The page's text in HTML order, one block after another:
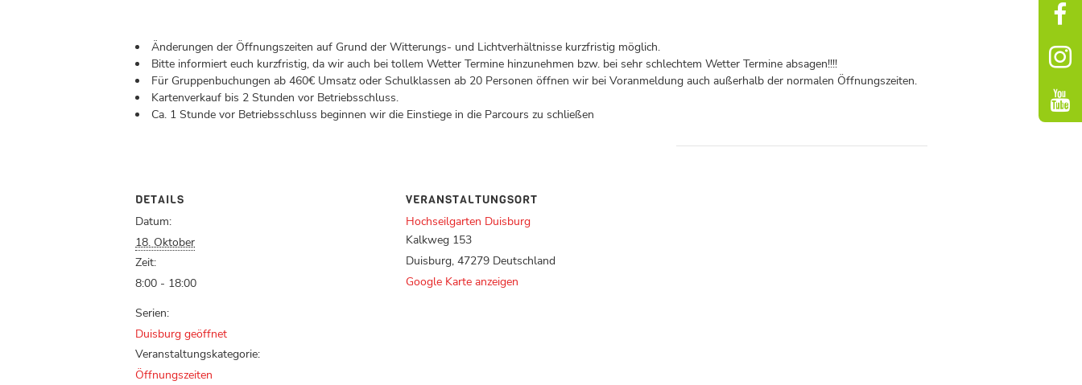
Änderungen der Öffnungszeiten auf Grund der Witterungs- und Lichtverhältnisse kurzfristig möglich.
Bitte informiert euch kurzfristig, da wir auch bei tollem Wetter Termine hinzunehmen bzw. bei sehr schlechtem Wetter Termine absagen!!!!
Für Gruppenbuchungen ab 460€ Umsatz oder Schulklassen ab 20 Personen öffnen wir bei Voranmeldung auch außerhalb der normalen Öffnungszeiten.
Kartenverkauf bis 2 Stunden vor Betriebsschluss.
Ca. 1 Stunde vor Betriebsschluss beginnen wir die Einstiege in die Parcours zu schließen
DETAILS
Datum:
18. Oktober
Zeit:
8:00 - 18:00
Serien:
Duisburg geöffnet
Veranstaltungskategorie:
Öffnungszeiten
VERANSTALTUNGSORT
Hochseilgarten Duisburg
Kalkweg 153
Duisburg, 47279 Deutschland
Google Karte anzeigen